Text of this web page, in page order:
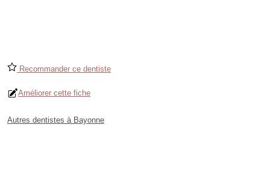
Recommander ce dentiste
Améliorer cette fiche
Autres dentistes à Bayonne